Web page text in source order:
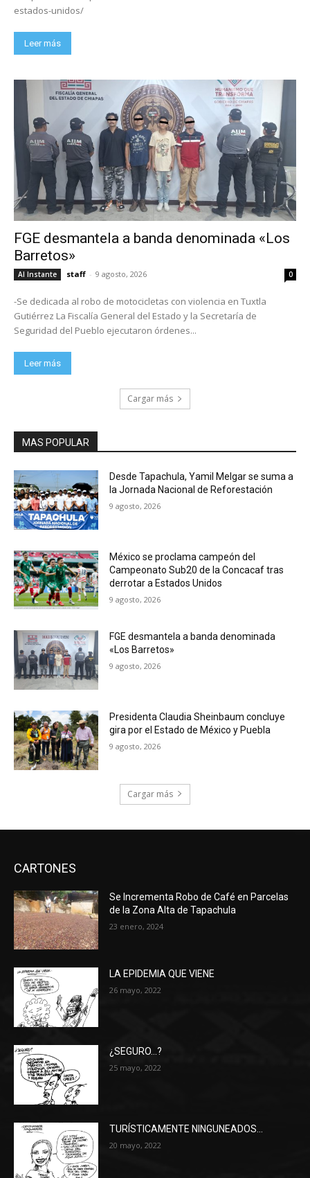
estados-unidos/
Leer más
FGE desmantela a banda denominada «Los
Barretos»
Al Instante staff - 9 agosto, 2026 0
-Se dedicada al robo de motocicletas con violencia en Tuxtla
Gutiérrez La Fiscalía General del Estado y la Secretaría de
Seguridad del Pueblo ejecutaron órdenes...
Leer más
Cargar más
MAS POPULAR
Desde Tapachula, Yamil Melgar se suma a
la Jornada Nacional de Reforestación
9 agosto, 2026
México se proclama campeón del
Campeonato Sub20 de la Concacaf tras
derrotar a Estados Unidos
9 agosto, 2026
FGE desmantela a banda denominada
«Los Barretos»
9 agosto, 2026
Presidenta Claudia Sheinbaum concluye
gira por el Estado de México y Puebla
9 agosto, 2026
Cargar más
CARTONES
Se Incrementa Robo de Café en Parcelas
de la Zona Alta de Tapachula
23 enero, 2024
LA EPIDEMIA QUE VIENE
26 mayo, 2022
¿SEGURO…?
25 mayo, 2022
TURÍSTICAMENTE NINGUNEADOS…
20 mayo, 2022